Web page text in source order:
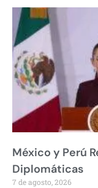
México y Perú
Diplomáticas
7 de agosto, 2026